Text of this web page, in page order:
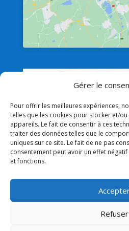
Gérer le
Pour offrir les meilleures expériences,
telles que les cookies pour stocker et/
appareils. Le fait de consentir à ces
traiter des données telles que le
uniques sur ce site. Le fait de ne pas
consentement peut avoir un effet
et fonctions.
Refuser
Liens
Lien admin
Mentions légales